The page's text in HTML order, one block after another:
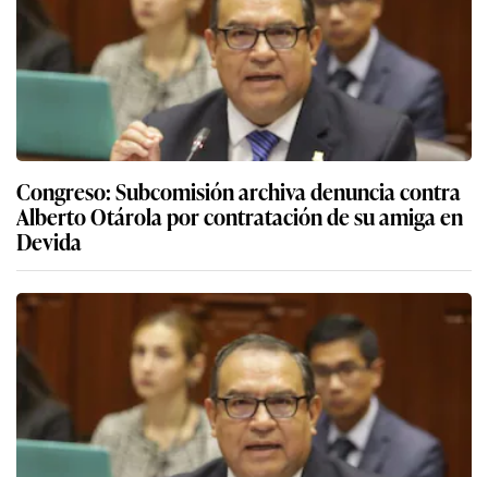
Congreso: Subcomisión archiva denuncia contra
Alberto Otárola por contratación de su amiga en
Devida